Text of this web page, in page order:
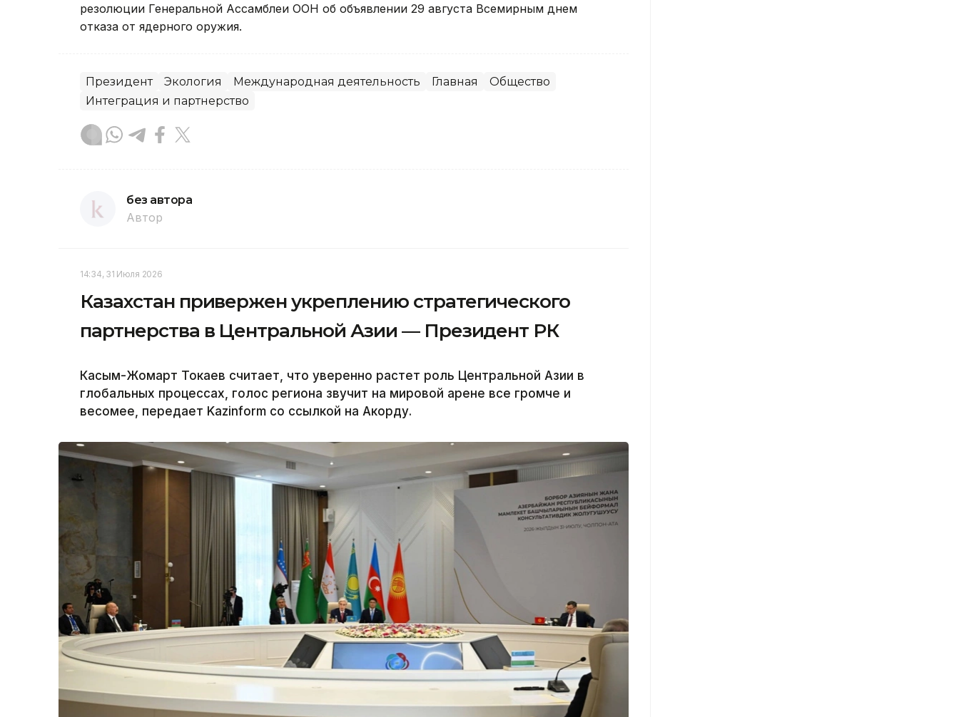
резолюции Генеральной Ассамблеи ООН об объявлении 29 августа Всемирным днем
отказа от ядерного оружия.
Президент Экология Международная деятельность Главная
Общество
Интеграция и партнерство
без автора
Автор
14:34, 31 Июля 2026
Казахстан привержен укреплению стратегического
партнерства в Центральной Азии — Президент РК
Касым-Жомарт Токаев считает, что уверенно растет роль Центральной Азии в
глобальных процессах, голос региона звучит на мировой арене все громче и
весомее, передает Kazinform со ссылкой на Акорду.